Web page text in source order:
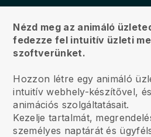
Nézd meg az animáló
fedezze fel intuitív üzleti
szoftverünket.
Hozzon létre egy animáló
intuitív webhely-készítővel,
animációs szolgáltatásait.
Kezelje tartalmát,
személyes naptárát és